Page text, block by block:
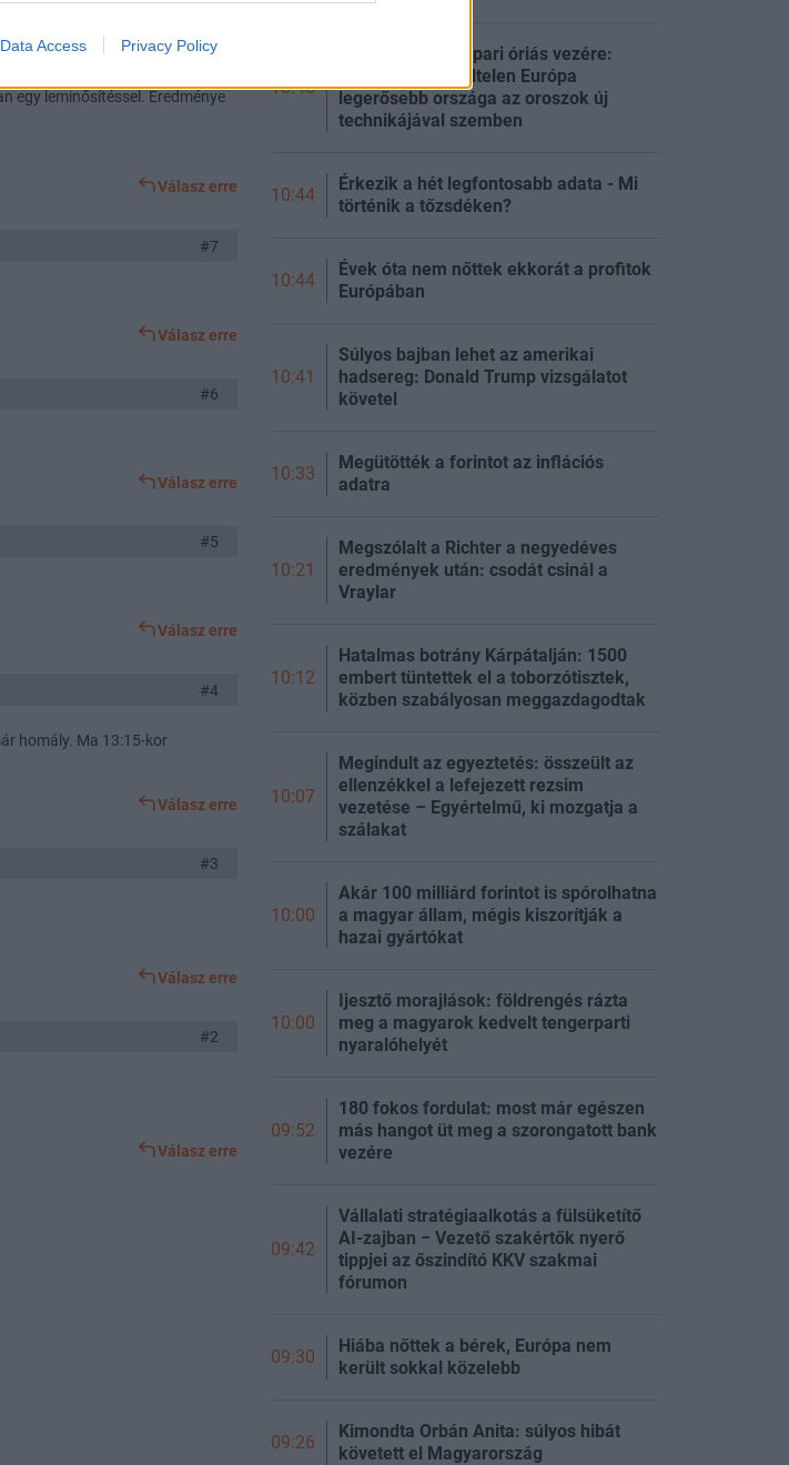
Data Access Privacy Policy
#8
egy leminősítéssel. Eredménye
Válasz erre
#7
Válasz erre
#6
Válasz erre
#5
Válasz erre
#4
homály. Ma 13:15-kor
Válasz erre
#3
Válasz erre
#2
Válasz erre
10:45
Kimondta a hadiipari óriás vezére:
gyakorlatilag védtelen Európa
legerősebb országa az oroszok új
technikájával szemben
10:44
Érkezik a hét legfontosabb adata - Mi
történik a tőzsdéken?
10:44
Évek óta nem nőttek ekkorát a profitok
Európában
10:41
Súlyos bajban lehet az amerikai
hadsereg: Donald Trump vizsgálatot
követel
10:33
Megütötték a forintot az inflációs
adatra
10:21
Megszólalt a Richter a negyedéves
eredmények után: csodát csinál a
Vraylar
10:12
Hatalmas botrány Kárpátalján: 1500
embert tüntettek el a toborzótisztek,
közben szabályosan meggazdagodtak
10:07
Megindult az egyeztetés: összeült az
ellenzékkel a lefejezett rezsim
vezetése – Egyértelmű, ki mozgatja a
szálakat
10:00
Akár 100 milliárd forintot is spórolhatna
a magyar állam, mégis kiszorítják a
hazai gyártókat
10:00
Ijesztő morajlások: földrengés rázta
meg a magyarok kedvelt tengerparti
nyaralóhelyét
09:52
180 fokos fordulat: most már egészen
más hangot üt meg a szorongatott bank
vezére
09:42
Vállalati stratégiaalkotás a fülsüketítő
AI-zajban − Vezető szakértők nyerő
tippjei az őszindító KKV szakmai
fórumon
09:30
Hiába nőttek a bérek, Európa nem
került sokkal közelebb
09:26
Kimondta Orbán Anita: súlyos hibát
követett el Magyarország